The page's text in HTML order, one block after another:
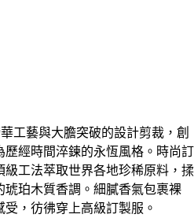
工藝與大膽突破的設計剪裁，創
經時間淬鍊的永恆風格。時尚訂
工法萃取世界各地珍稀原料，揉
珀木質香調。細膩香氣包裹裸
，彷彿穿上高級訂製服。